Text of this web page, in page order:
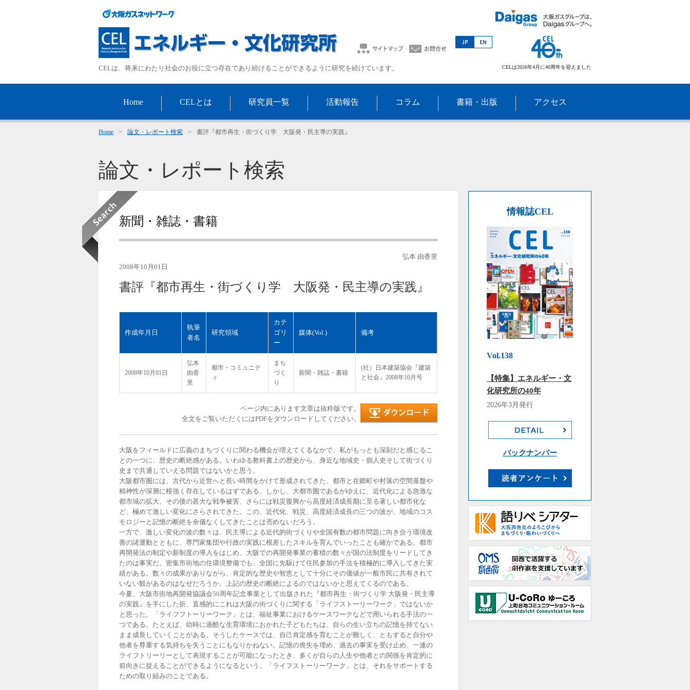
CELは、将来にわたり社会のお役に立つ存在であり続けることができるように研究を続けています。 CELは2026年4月に40周年を迎えました
Home CELとは 研究員一覧 活動報告 コラム 書籍・出版 アクセス
Home > 論文・レポート検索 > 書評『都市再生・街づくり学 大阪発・民主導の実践』
論文・レポート検索
新聞・雑誌・書籍
弘本 由香里
2008年10月01日
書評『都市再生・街づくり学 大阪発・民主導の実践』
作成年月日
執筆
者名
研究領域
カテ
ゴリ
ー
媒体(Vol.) 備考
2008年10月01日
弘本
由香
里
都市・コミュニテ
ィ
まち
づく
り
新聞・雑誌・書籍
(社）日本建築協会『建築
と社会』2008年10月号
ページ内にあります文章は抜粋版です。
全文をご覧いただくにはPDFをダウンロードしてください。
大阪をフィールドに広義のまちづくりに関わる機会が増えてくるなかで、私がもっとも深刻だと感じるこ
との一つに、歴史の断絶感がある。いわゆる教科書上の歴史から、身近な地域史・個人史そして街づくり
史まで共通していえる問題ではないかと思う。
大阪都市圏には、古代から近世へと長い時間をかけて形成されてきた、都市と在郷町や村落の空間基盤や
精神性が深層に根強く存在しているはずである。しかし、大都市圏であるがゆえに、近代化による急激な
都市域の拡大、その後の甚大な戦争被害、さらには戦災復興から高度経済成長期に至る著しい都市化な
ど、極めて激しい変化にさらされてきた。この、近代化、戦災、高度経済成長の三つの波が、地域のコス
モロジーと記憶の断絶を余儀なくしてきたことは否めないだろう。
一方で、激しい変化の波の数々は、民主導による近代的街づくりや全国有数の都市問題に向き合う環境改
善の諸運動とともに、専門家集団や行政の実践に根差したスキルを育んでいったことも確かである。都市
再開発法の制定や新制度の導入をはじめ、大阪での再開発事業の蓄積の数々が国の法制度をリードしてき
たのは事実だ。密集市街地の住環境整備でも、全国に先駆けて住民参加の手法を積極的に導入してきた実
績がある。数々の成果がありながら、肯定的な歴史や智恵として十分にその価値が一般市民に共有されて
いない観があるのはなぜだろうか。上記の歴史の断絶によるのではないかと思えてくるのである。
今夏、大阪市街地再開発協議会50周年記念事業として出版された『都市再生・街づくり学 大阪発・民主導
の実践』を手にした折、直感的にこれは大阪の街づくりに関する「ライフストーリーワーク」ではないか
と思った。「ライフフトーリーワーク」とは、福祉事業におけるケースワークなどで用いられる手法の一
つである。たとえば、幼時に過酷な生育環境におかれた子どもたちは、自らの生い立ちの記憶を持てない
まま成長していくことがある。そうしたケースでは、自己肯定感を育むことが難しく、ともすると自分や
他者を尊重する気持ちを失うことにもなりかねない。記憶の喪失を埋め、過去の事実を受け止め、一連の
ライフトリーリーとして表現することが可能になったとき、多くが自らの人生や他者との関係を肯定的に
前向きに捉えることができるようになるという。「ライフストーリーワーク」とは、それをサポートする
ための取り組みのことである。
情報誌CEL
Vol.138
【特集】エネルギー・文
化研究所の40年
2026年3月発行
バックナンバー